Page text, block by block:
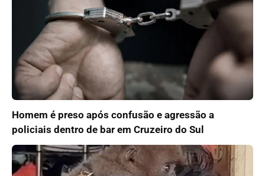
Homem é preso após confusão e agressão a
policiais dentro de bar em Cruzeiro do Sul